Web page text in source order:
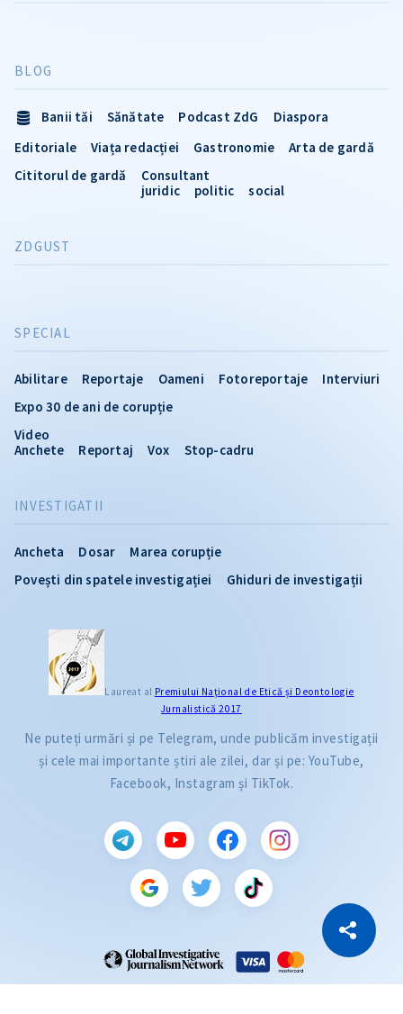
Copiază Link
INVESTIGATII
Ancheta Dosar
Marea corupție
Povești din spatele investigației
Ghiduri de investigații
SPECIAL
Abilitare Reportaje Oameni Fotoreportaje
Interviuri
Expo 30 de ani de corupție
Video
Anchete
Reportaj Vox Stop-cadru
BLOG
Banii tăi Sănătate Podcast ZdG
Diaspora
Editoriale
Viața redacției Gastronomie
Arta de gardă
Cititorul de gardă
Consultant
juridic
politic social
ZDGUST
Laureat al Premiului Naţional de Etică și Deontologie
Jurnalistică 2017
Ne puteți urmări și pe Telegram, unde publicăm investigații
și cele mai importante știri ale zilei, dar și pe: YouTube,
Facebook, Instagram și TikTok.